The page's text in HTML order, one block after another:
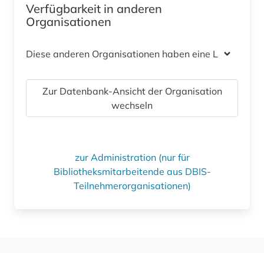
Verfügbarkeit in anderen
Organisationen
Diese anderen Organisationen haben eine Lizenz
Zur Datenbank-Ansicht der Organisation
wechseln
zur Administration (nur für
Bibliotheksmitarbeitende aus DBIS-
Teilnehmerorganisationen)